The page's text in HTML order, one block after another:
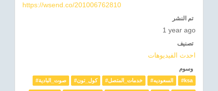
https://wsend.co/201006762810
تم النشر
1 year ago
تصنيف
احدث الفيديوهات
وسوم
#صوت_البادية #كول_تون #خدمات_المتصل #السعوديه #ksa